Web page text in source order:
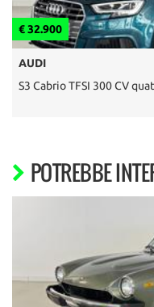
€ 32.900
AUDI
S3 Cabrio TFSI 300 CV
POTREBBE